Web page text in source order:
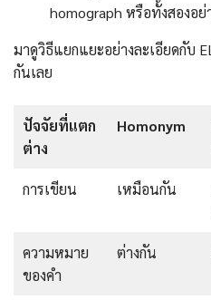
homograph หรือทั้งสองอย่
มาดูวิธีแยกแยะอย่างละเอียดกับ
กันเลย
ปัจจัยที่แตก
ต่าง
Homonym
การเขียน เหมือนกัน
ความหมาย
ของคํา
ต่างกัน